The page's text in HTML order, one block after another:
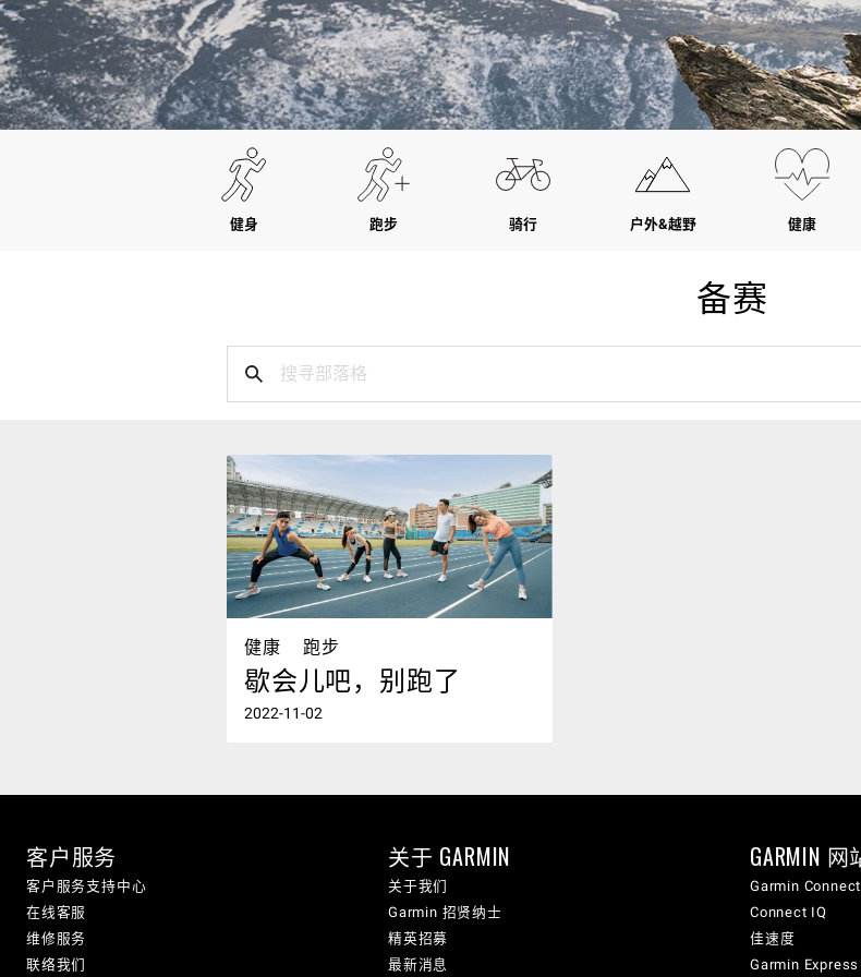
健身 跑步 骑行 户外&越野 健康
备赛
健康 跑步
歇会儿吧，别跑了
2022-11-02
客户服务
客户服务支持中心
在线客服
维修服务
联络我们
关于 GARMIN
关于我们
Garmin 招贤纳士
精英招募
最新消息
GARMIN 网
Garmin Connect
Connect IQ
佳速度
Garmin Express